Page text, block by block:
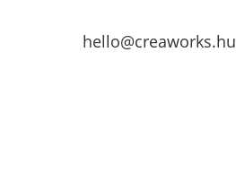
hello@creaworks.hu